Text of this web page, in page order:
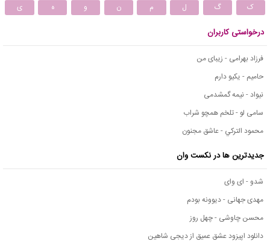
ک
گ ل م ن و ه ی
درخواستی کاربران
فرزاد بهرامی - زیبای من
حامیم - یکیو دارم
نیواد - نیمه گمشدمی
سامی لو - تلخم همچو شراب
محمود التركي - عاشق مجنون
جدیدترین ها در نکست وان
شدو - ای وای
مهدی جهانی - دیوونه بودم
محسن چاوشی - چهل روز
دانلود اپیزود عشق عمیق از دیجی شاهین